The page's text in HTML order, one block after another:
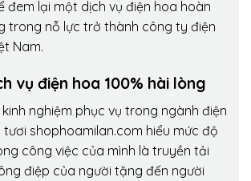
đem lại một dịch vụ điện hoa hoàn
trong nỗ lực trở thành công ty điện
Nam.
vụ điện hoa 100% hài lòng
nghiệm phục vụ trong ngành điện
shophoamilan.com hiểu mức độ
công việc của mình là truyền tải
điệp của người tặng đến người